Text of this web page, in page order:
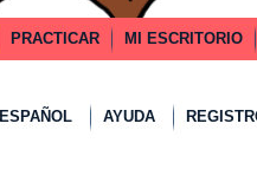
PRACTICAR MI ESCRITORIO
AYUDA